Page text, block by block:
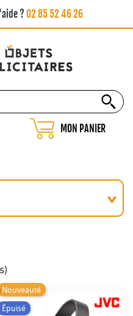
?02 85 52 46 26
MON PANIER
Nouveauté
Épuisé